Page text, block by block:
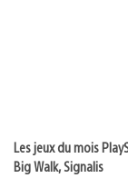
Les jeux du mois
Big Walk, Signalis